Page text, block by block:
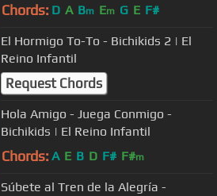
Chords: D A Bm Em G E F#
El Hormigo To-To - Bichikids 2 | El
Reino Infantil
Request Chords
Hola Amigo - Juega Conmigo -
Bichikids | El Reino Infantil
Chords: A E B D F# F#m
Súbete al Tren de la Alegría -